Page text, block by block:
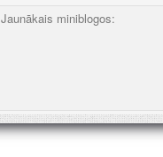
Jaunākais miniblogos: